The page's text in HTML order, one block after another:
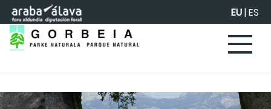
Eduki nagusira joan EU|ES